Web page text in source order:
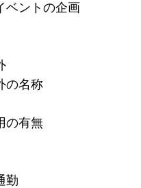
ベントの企画
の名称
の有無
勤